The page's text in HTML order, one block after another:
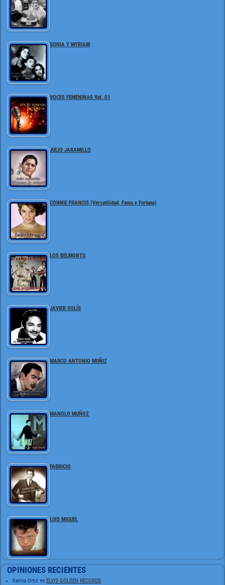
SONIA Y MYRIAM
VOCES FEMENINAS Vol. 01
JULIO JARAMILLO
CONNIE FRANCIS (Versatilidad, Fama y Fortuna)
LOS BELMONTS
JAVIER SOLÍS
MARCO ANTONIO MUÑIZ
MANOLO MUÑOZ
FABRICIO
LUIS MIGUEL
OPINIONES RECIENTES
Karina Ortiz enELVIS GOLDEN RECORDS